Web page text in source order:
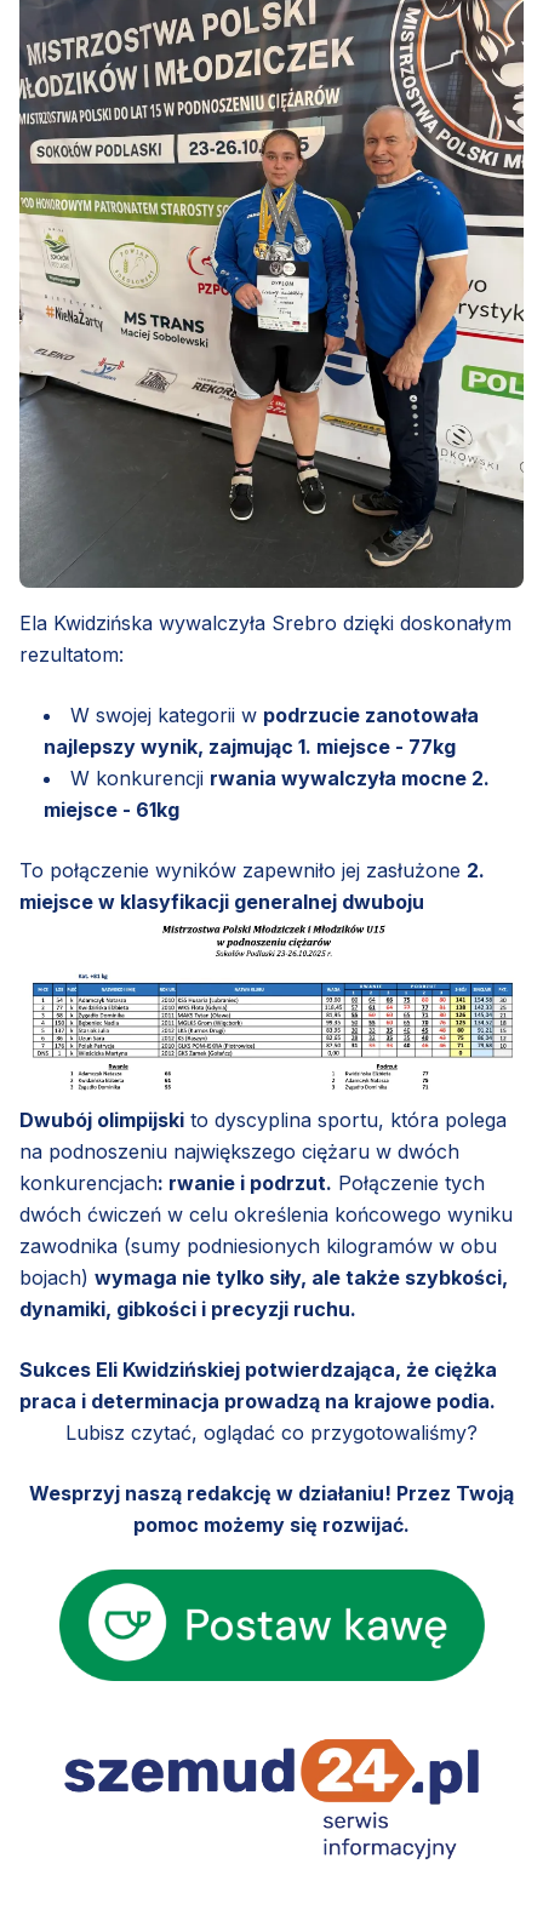
Ela Kwidzińska wywalczyła Srebro dzięki doskonałym
rezultatom:
W swojej kategorii w podrzucie zanotowała
najlepszy wynik, zajmując 1. miejsce - 77kg
W konkurencji rwania wywalczyła mocne 2.
miejsce - 61kg
To połączenie wyników zapewniło jej zasłużone 2.
miejsce w klasyfikacji generalnej dwuboju
Dwubój olimpijski to dyscyplina sportu, która polega
na podnoszeniu największego ciężaru w dwóch
konkurencjach: rwanie i podrzut. Połączenie tych
dwóch ćwiczeń w celu określenia końcowego wyniku
zawodnika (sumy podniesionych kilogramów w obu
bojach) wymaga nie tylko siły, ale także szybkości,
dynamiki, gibkości i precyzji ruchu.
Sukces Eli Kwidzińskiej potwierdzająca, że ciężka
praca i determinacja prowadzą na krajowe podia.
Lubisz czytać, oglądać co przygotowaliśmy?
Wesprzyj naszą redakcję w działaniu! Przez Twoją
pomoc możemy się rozwijać.